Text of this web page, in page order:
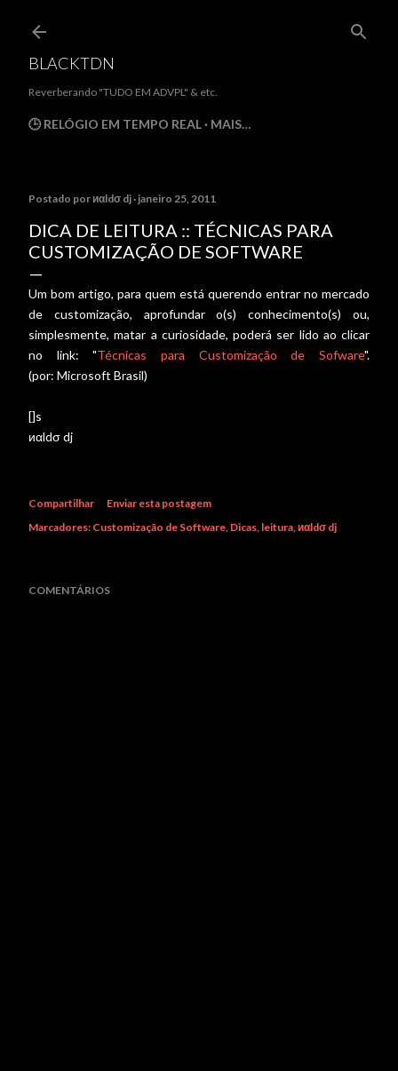
BLACKTDN
Reverberando "TUDO EM ADVPL" & etc.
🕒 RELÓGIO EM TEMPO REAL MAIS…
Postado por иαldσ dj janeiro 25, 2011
DICA DE LEITURA :: TÉCNICAS PARA
CUSTOMIZAÇÃO DE SOFTWARE
Um bom artigo, para quem está querendo entrar no mercado
de customização, aprofundar o(s) conhecimento(s) ou,
simplesmente, matar a curiosidade, poderá ser lido ao clicar
no link: "Técnicas para Customização de Sofware".
(por: Microsoft Brasil)
[]s
иαldσ dj
Compartilhar
Enviar esta postagem
Marcadores: Customização de Software Dicas leitura иαldσ dj
COMENTÁRIOS